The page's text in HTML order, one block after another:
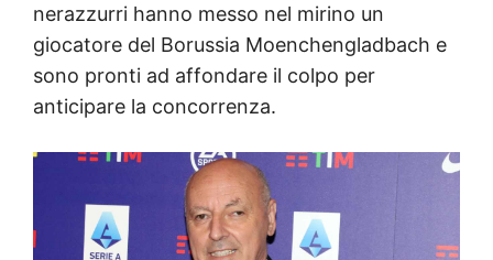
nerazzurri hanno messo nel mirino un
giocatore del Borussia Moenchengladbach e
sono pronti ad affondare il colpo per
anticipare la concorrenza.